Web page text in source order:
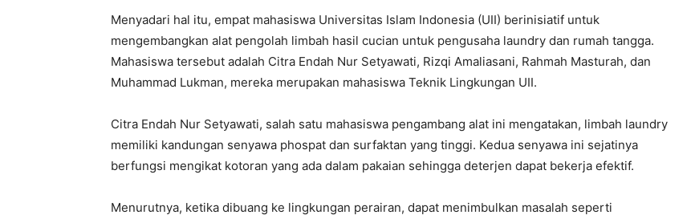
Menyadari hal itu, empat mahasiswa Universitas Islam Indonesia (UII) berinisiatif untuk
mengembangkan alat pengolah limbah hasil cucian untuk pengusaha laundry dan rumah tangga.
Mahasiswa tersebut adalah Citra Endah Nur Setyawati, Rizqi Amaliasani, Rahmah Masturah, dan
Muhammad Lukman, mereka merupakan mahasiswa Teknik Lingkungan UII.
Citra Endah Nur Setyawati, salah satu mahasiswa pengambang alat ini mengatakan, limbah laundry
memiliki kandungan senyawa phospat dan surfaktan yang tinggi. Kedua senyawa ini sejatinya
berfungsi mengikat kotoran yang ada dalam pakaian sehingga deterjen dapat bekerja efektif.
Menurutnya, ketika dibuang ke lingkungan perairan, dapat menimbulkan masalah seperti